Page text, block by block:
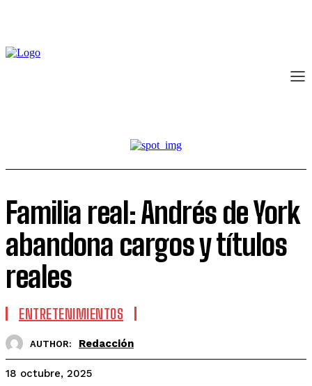
Familia real: Andrés de York
abandona cargos y títulos
reales
ENTRETENIMIENTOS
AUTHOR: Redacción
18 octubre, 2025